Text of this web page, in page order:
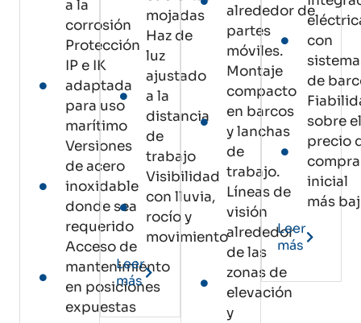
a la
corrosión
Protección
IP e IK
adaptada
para uso
marítimo
Versiones
de acero
inoxidable
donde sea
requerido
Acceso de
mantenimiento
en posiciones
expuestas
mojadas
Haz de
luz
ajustado
a la
distancia
de
trabajo
Visibilidad
con lluvia,
rocío y
movimiento
Leer
más
alrededor de
partes
móviles.
Montaje
compacto
en barcos
y lanchas
de
trabajo.
Líneas de
visión
alrededor
de las
zonas de
elevación
y
con
de
sobre
precio
compra
inicial
más
Leer
más